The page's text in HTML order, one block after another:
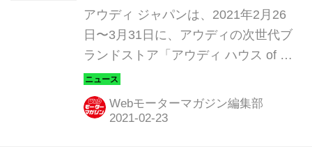
の作品展を開催
アウディ ジャパンは、2021年2月26
日〜3月31日に、アウディの次世代ブ
ランドストア「アウディ ハウス of プ
ログレス 東京」にて、プレミアム カ
メラブランドであるLeica（ライカ）と
コラボレーションした写真展「Hyper
Webモーターマガジン編集部